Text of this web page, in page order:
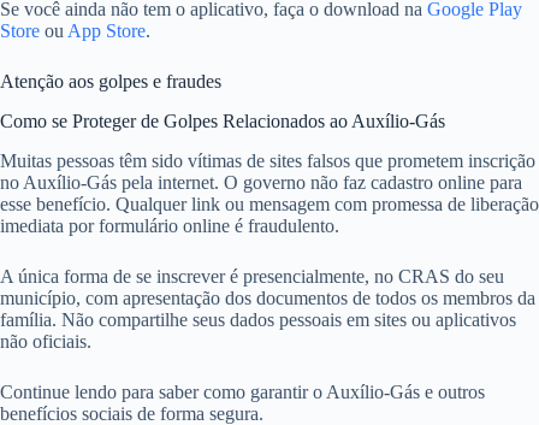
Se você ainda não tem o aplicativo, faça o download na Google Play
Store ou App Store.
Atenção aos golpes e fraudes
Como se Proteger de Golpes Relacionados ao Auxílio-Gás
Muitas pessoas têm sido vítimas de sites falsos que prometem inscrição
no Auxílio-Gás pela internet. O governo não faz cadastro online para
esse benefício. Qualquer link ou mensagem com promessa de liberação
imediata por formulário online é fraudulento.
A única forma de se inscrever é presencialmente, no CRAS do seu
município, com apresentação dos documentos de todos os membros da
família. Não compartilhe seus dados pessoais em sites ou aplicativos
não oficiais.
Continue lendo para saber como garantir o Auxílio-Gás e outros
benefícios sociais de forma segura.